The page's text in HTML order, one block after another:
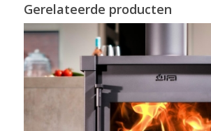
Gerelateerde producten